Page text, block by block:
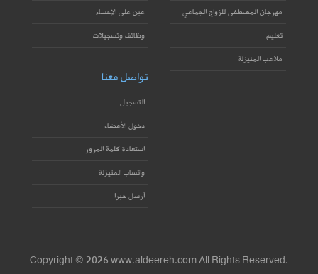
مهرجان المصطفى للزواج الجماعي
تعليم
ملاعب المنيزلة
عين على الإحساء
وظائف وتسجيلات
تواصل معنا
التسجيل
دخول الأعضاء
استعادة كلمة المرور
واتساب المنيزلة
أرسل خبرا
Copyright © 2026 www.aldeereh.com All Rights Reserved.